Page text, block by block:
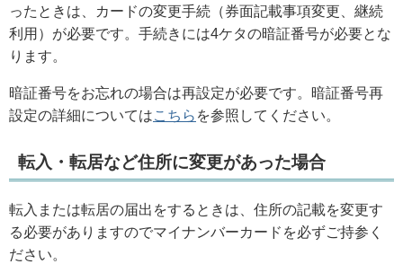
ったときは、カードの変更手続（券面記載事項変更、継続
利用）が必要です。手続きには4ケタの暗証番号が必要とな
ります。
暗証番号をお忘れの場合は再設定が必要です。暗証番号再
設定の詳細についてはこちら を参照してください。
転入・転居など住所に変更があった場合
転入または転居の届出をするときは、住所の記載を変更す
る必要がありますのでマイナンバーカードを必ずご持参く
ださい。